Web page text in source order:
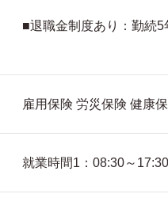
■退職金制度あり：勤続5
雇用保険 労災保険 健康
就業時間1：08:30～